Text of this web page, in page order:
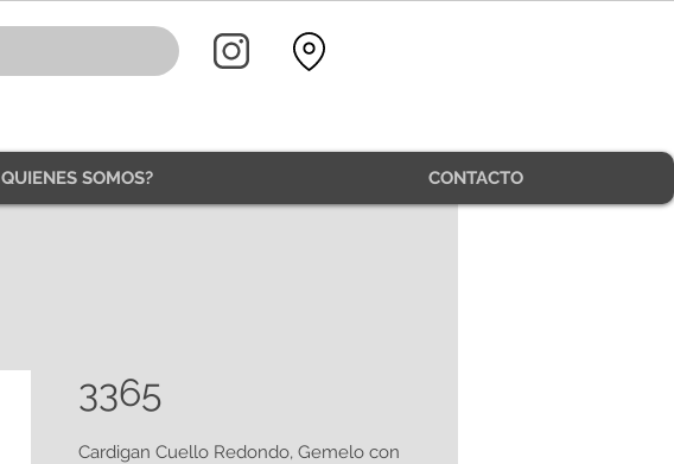
QUIENES SOMOS? CONTACTO
3365
Cardigan Cuello Redondo, Gemelo con